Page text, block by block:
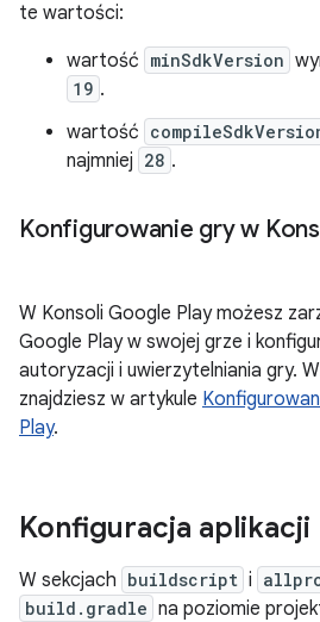
te wartości:
wartość minSdkVersion
19 .
wartość
najmniej 28 .
Konfigurowanie gry w
W Konsoli Google Play możesz
Google Play w swojej grze i
autoryzacji i uwierzytelniania gry.
znajdziesz w artykule
Play.
Konfiguracja aplikacji
W sekcjach buildscript i
build.gradle na poziomie